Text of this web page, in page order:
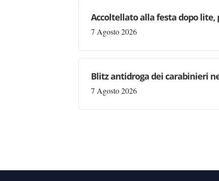
Accoltellato alla festa dopo lite,
7 Agosto 2026
Blitz antidroga dei carabinieri
7 Agosto 2026